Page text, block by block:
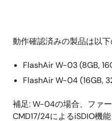
動作確認済みの製品は以下
FlashAir W-03 (8GB,
FlashAir W-04 (16GB,
補足: W-04の場合、ファ
CMD17/24によるiSDIO機